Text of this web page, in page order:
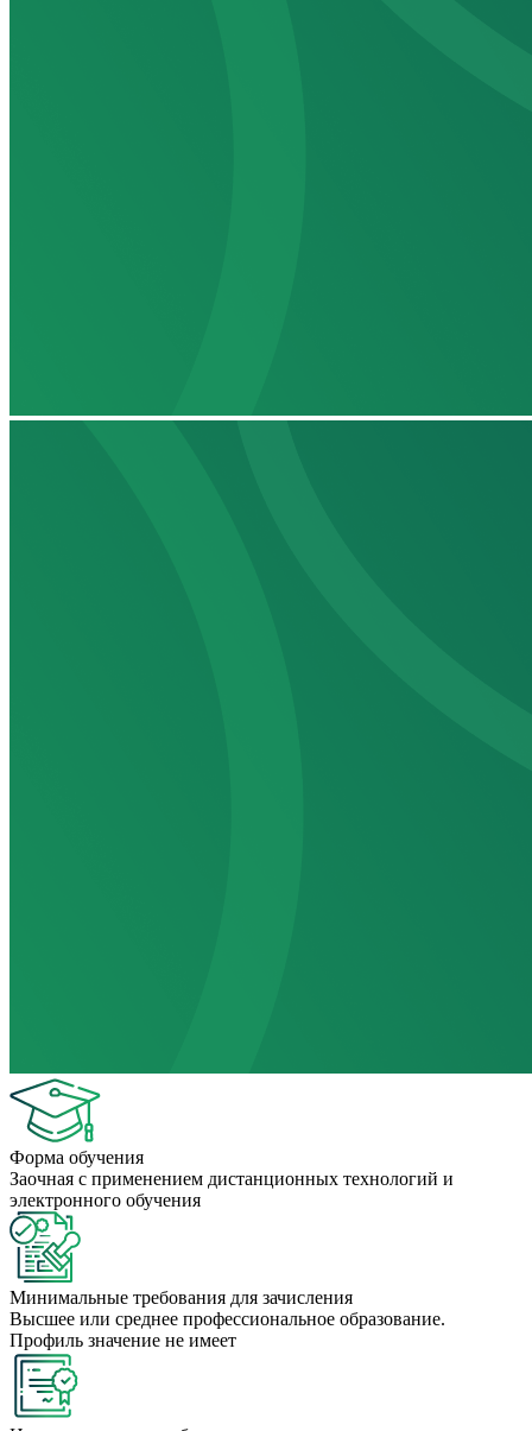
Форма обучения
Заочная с применением дистанционных технологий и
электронного обучения
Минимальные требования для зачисления
Высшее или среднее профессиональное образование.
Профиль значение не имеет